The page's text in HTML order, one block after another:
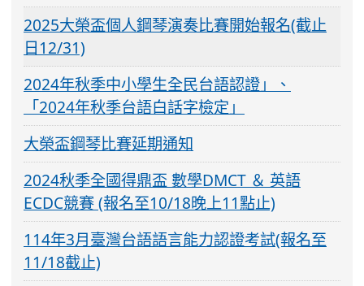
2025大榮盃個人鋼琴演奏比賽開始報名(截止
日12/31)
2024年秋季中小學生全民台語認證」、
「2024年秋季台語白話字檢定」
大榮盃鋼琴比賽延期通知
2024秋季全國得鼎盃 數學DMCT ＆ 英語
ECDC競賽 (報名至10/18晚上11點止)
114年3月臺灣台語語言能力認證考試(報名至
11/18截止)